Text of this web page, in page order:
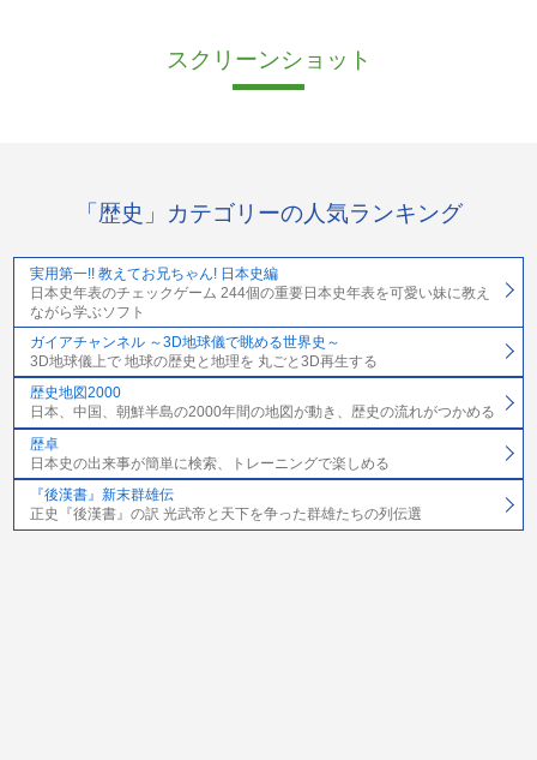
スクリーンショット
「歴史」カテゴリーの人気ランキング
実用第一!! 教えてお兄ちゃん! 日本史編
日本史年表のチェックゲーム 244個の重要日本史年表を可愛い妹に教え
ながら学ぶソフト
ガイアチャンネル ～3D地球儀で眺める世界史～
3D地球儀上で 地球の歴史と地理を 丸ごと3D再生する
歴史地図2000
日本、中国、朝鮮半島の2000年間の地図が動き、歴史の流れがつかめる
歴卓
日本史の出来事が簡単に検索、トレーニングで楽しめる
『後漢書』新末群雄伝
正史『後漢書』の訳 光武帝と天下を争った群雄たちの列伝選